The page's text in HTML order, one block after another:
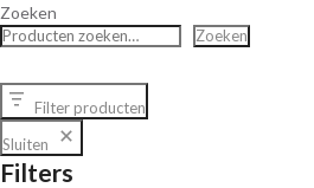
Zoeken
Zoeken
Filter producten
Sluiten
Filters